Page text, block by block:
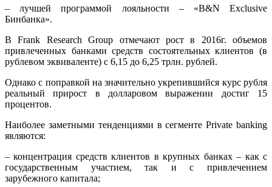
– лучшей программой лояльности – «B&N Exclusive
Бинбанка».
В Frank Research Group отмечают рост в 2016г. объемов
привлеченных банками средств состоятельных клиентов (в
рублевом эквиваленте) с 6,15 до 6,25 трлн. рублей.
Однако с поправкой на значительно укрепившийся курс рубля
реальный прирост в долларовом выражении достиг 15
процентов.
Наиболее заметными тенденциями в сегменте Private banking
являются:
– концентрация средств клиентов в крупных банках – как с
государственным участием, так и с привлечением
зарубежного капитала;